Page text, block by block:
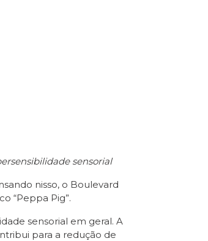
sensorial
nisso, o Boulevard
“Peppa Pig”.
sensorial em geral. A
para a redução de